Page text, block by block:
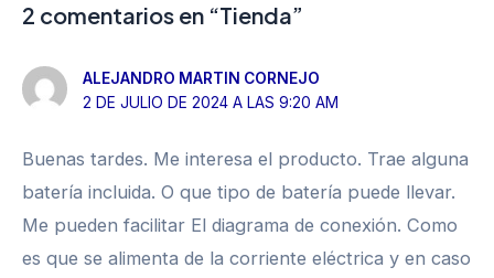
2 comentarios en “Tienda”
ALEJANDRO MARTIN CORNEJO
2 DE JULIO DE 2024 A LAS 9:20 AM
Buenas tardes. Me interesa el producto. Trae alguna
batería incluida. O que tipo de batería puede llevar.
Me pueden facilitar El diagrama de conexión. Como
es que se alimenta de la corriente eléctrica y en caso